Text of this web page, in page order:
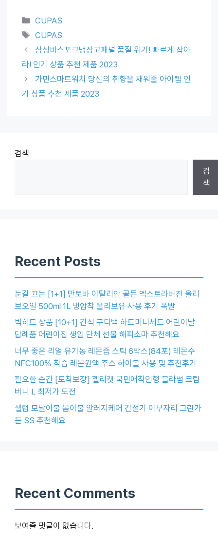
Categories
CUPAS
Tags
CUPAS
삼성비스포크냉장고패널 품절 위기! 빠르게 잡아
라! 인기 상품 추천 제품 2023
가민스마트워치 당신의 취향을 채워줄 아이템 인
기 상품 추천 제품 2023
검색
검
색
Recent Posts
눈길 끄는 [1+1] 만토바 이탈리안 골든 엑스트라버진 올리
브오일 500ml 1L 냉압착 올리브유 사용 후기 폭발
빅히트 상품 [10+1] 간식 구디백 하트미니세트 어린이날
답례품 어린이집 생일 단체 선물 해피소마 추천해요
너무 좋은 리얼 유기농 레몬즙 스틱 6박스(84포) 레몬수
NFC100% 착즙 레몬원액 주스 하이볼 사용 및 추천후기
필요한 순간 [도착보장] 젤리캣 국민애착인형 블라썸 크림
버니 L 최저가 도전
셀럽 모달이불 봄이불 알러지케어 간절기 이부자리 그린가
든 SS 추천해요
Recent Comments
보여줄 댓글이 없습니다.